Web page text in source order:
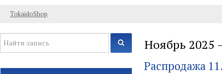
TokaidoShop
Ноябрь 2025
Распродажа